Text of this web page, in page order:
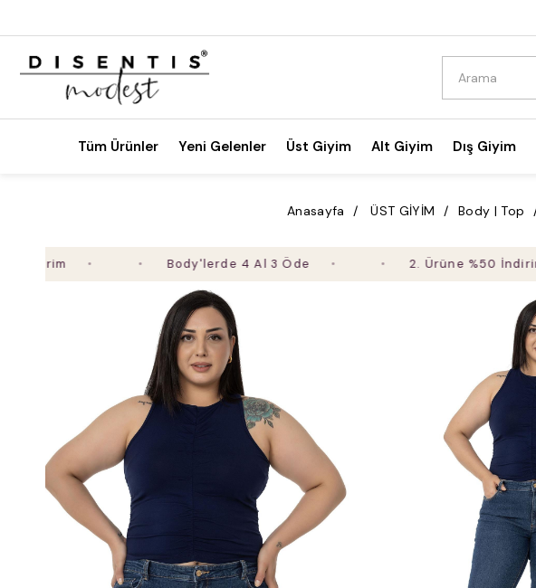
Tüm Ürünler Yeni Gelenler Üst Giyim Alt Giyim Dış Giyim
Anasayfa ÜST GİYİM Body | Top
Body'lerde 4 Al 3 Öde 2. Ürüne %50 İndirim